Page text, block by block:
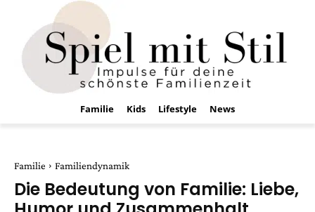
Familie Kids Lifestyle News
Familie Familiendynamik
Die Bedeutung von Familie: Liebe,